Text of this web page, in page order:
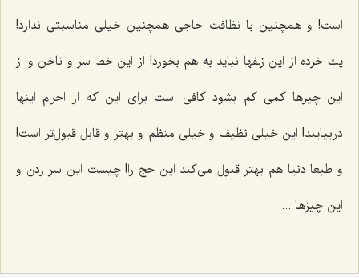
است! و همچنین با نظافت حاجی همچنین خیلی مناسبتی ندارد!
یك خرده از این زلفها نباید به هم بخورد! از این خط سر و ناخن و از
این چیزها كمی كم بشود كافی است برای این كه از احرام اینها
دربیایند! این خیلی نظیف و خیلی منظم و بهتر و قابل قبول‌تر است!
و طبعا دنیا هم بهتر قبول می‌كند این حج را! چیست این سر زدن و
این چیزها ...